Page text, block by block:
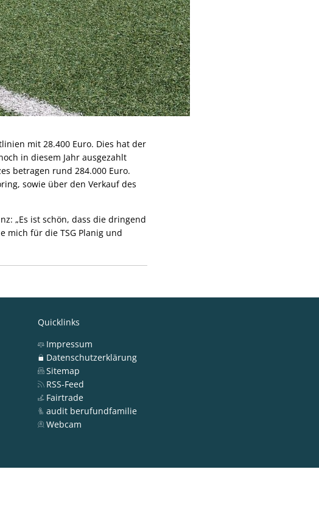
mit 28.400 Euro. Dies hat der
in diesem Jahr ausgezahlt
betragen rund 284.000 Euro.
sowie über den Verkauf des
„Es ist schön, dass die dringend
mich für die TSG Planig und
Quicklinks
Impressum
Datenschutzerklärung
Sitemap
RSS-Feed
Fairtrade
audit berufundfamilie
Webcam